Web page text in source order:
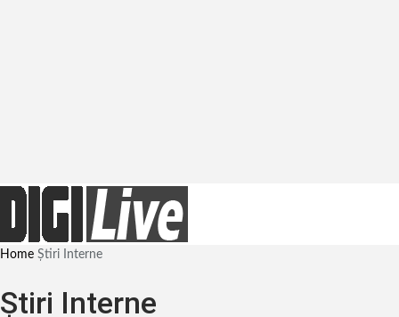
Home Știri Interne
Știri Interne